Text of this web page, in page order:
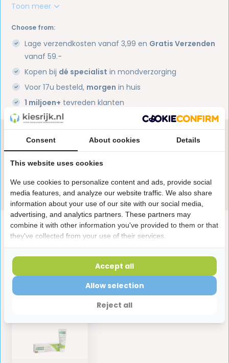
Toon meer
Choose from:
Lage verzendkosten vanaf 3,99 en Gratis Verzenden
vanaf 59.-
Kopen bij dé specialist in mondverzorging
Voor 17u besteld, morgen in huis
1 miljoen+ tevreden klanten
Productomschrijving
Reviews
Heb je een vraag over dit product?
Onze specialisten helpen je graag! Spreek ons aan
in de chat of stuur een e-mail.
Stuur e-mail
Laatst bekeken producten
Consent About cookies Details
This website uses cookies
We use cookies to personalize content and ads, provide social
media features, and analyze our website traffic. We also share
information about your use of our site with our social media,
advertising, and analytics partners. These partners may
combine it with other information you've provided to them or that
they've collected from your use of their services.
Reject all
Allow selection
Accept all